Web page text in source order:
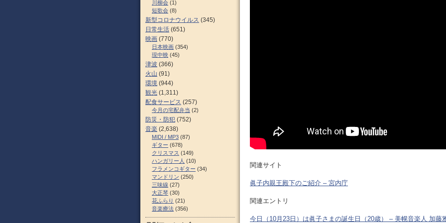
関連サイト
眞子内親王殿下のご紹介 – 宮内庁
関連エントリ
今日（10月23日）は眞子さまの誕生日（20歳） – 美幌音楽人 加藤
川柳会 (1)
短歌会 (8)
新型コロナウイルス (345)
日常生活 (651)
映画 (770)
日本映画 (354)
現中映 (45)
津波 (366)
火山 (91)
環境 (944)
観光 (1,311)
配食サービス (257)
今月の宅配弁当 (2)
防災・防犯 (752)
音楽 (2,638)
MIDI / MP3 (87)
ギター (678)
クリスマス (149)
ハンガリー人 (10)
フラメンコギター (34)
マンドリン (250)
三味線 (27)
大正琴 (30)
花ふらり (21)
音楽療法 (356)